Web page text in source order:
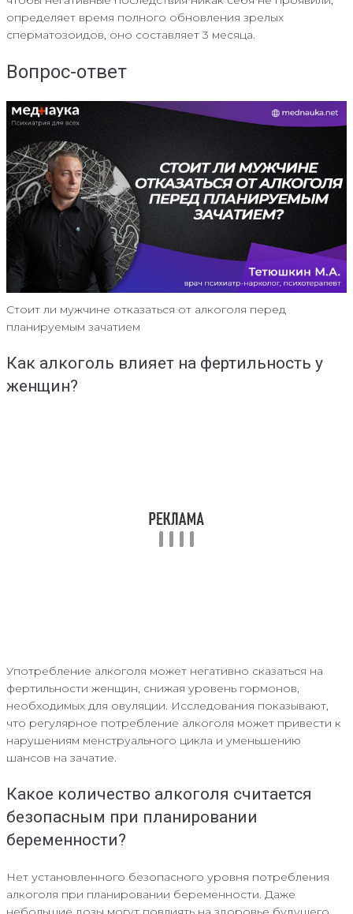
определяет время полного обновления зрелых
сперматозоидов, оно составляет 3 месяца.
Вопрос-ответ
Стоит ли мужчине отказаться от алкоголя перед
планируемым зачатием
Как алкоголь влияет на фертильность у
женщин?
Употребление алкоголя может негативно сказаться на
фертильности женщин, снижая уровень гормонов,
необходимых для овуляции. Исследования показывают,
что регулярное потребление алкоголя может привести к
нарушениям менструального цикла и уменьшению
шансов на зачатие.
Какое количество алкоголя считается
безопасным при планировании
беременности?
Нет установленного безопасного уровня потребления
алкоголя при планировании беременности. Даже